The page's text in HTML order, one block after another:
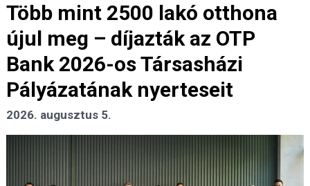
Több mint 2500 lakó otthona
újul meg – díjazták az OTP
Bank 2026-os Társasházi
Pályázatának nyerteseit
2026. augusztus 5.